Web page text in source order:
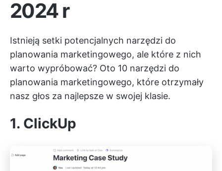
2024 r
Istnieją setki potencjalnych narzędzi do
planowania marketingowego, ale które z nich
warto wypróbować? Oto 10 narzędzi do
planowania marketingowego, które otrzymały
nasz głos za najlepsze w swojej klasie.
1. ClickUp